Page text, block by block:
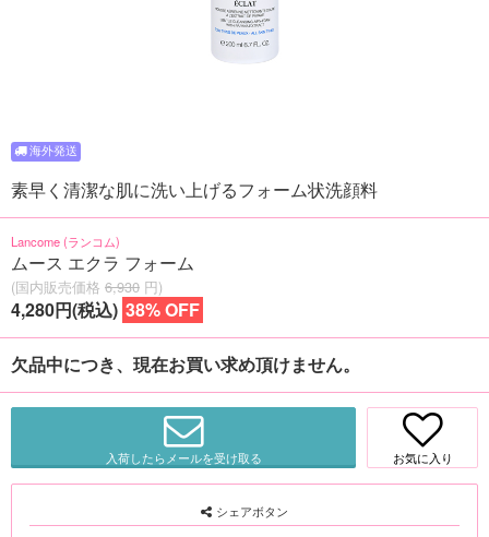
素早く清潔な肌に洗い上げるフォーム状洗顔料
Lancome (ランコム)
ムース エクラ フォーム
(国内販売価格 6,930 円)
4,280円(税込) 38% OFF
欠品中につき、現在お買い求め頂けません。
入荷したらメールを受け取る お気に入り
シェアボタン